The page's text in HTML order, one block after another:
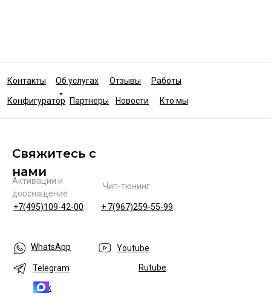
Кто мы
Конфигуратор
Отзывы
Об услугах Работы
Партнеры Новости
Контакты
Чип-тюнинг
+ 7(967)259-55-99
Активации и
дооснащение
Свяжитесь с
нами
WhatsApp
Telegram
Max
+7(495)109-42-00
Youtube
Rutube